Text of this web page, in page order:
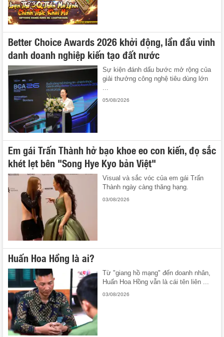
Better Choice Awards 2026 khởi động, lần đầu vinh
danh doanh nghiệp kiến tạo đất nước
Sự kiện đánh dấu bước mở rộng của
giải thưởng công nghệ tiêu dùng lớn
...
05/08/2026
Em gái Trấn Thành hở bạo khoe eo con kiến, đọ sắc
khét lẹt bên "Song Hye Kyo bản Việt"
Visual và sắc vóc của em gái Trấn
Thành ngày càng thăng hạng.
03/08/2026
Huấn Hoa Hồng là ai?
Từ "giang hồ mạng" đến doanh nhân,
Huấn Hoa Hồng vẫn là cái tên liên ...
03/08/2026